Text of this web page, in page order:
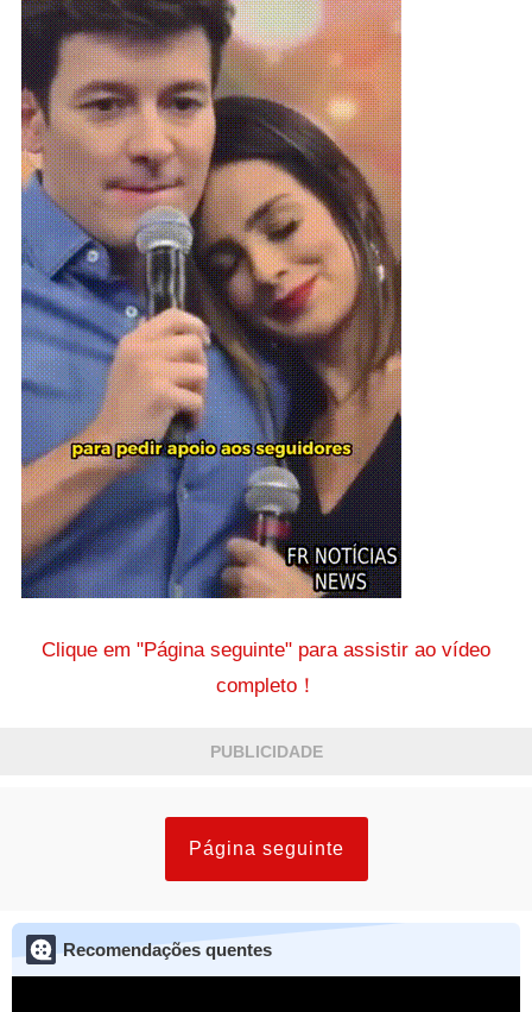
Clique em "Página seguinte" para assistir ao vídeo
completo！
PUBLICIDADE
Página seguinte
Recomendações quentes